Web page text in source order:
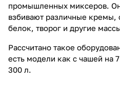
промышленных миксеров.
взбивают различные
белок, творог и другие
Рассчитано такое
есть модели как с чашей на
300 л.